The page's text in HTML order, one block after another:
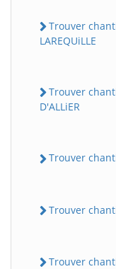
Trouver
LAREQUiLLE
Trouver
D'ALLiER
Trouver
Trouver
Trouver